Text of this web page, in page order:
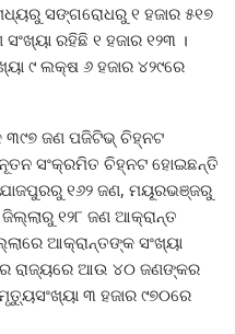
ସଙ୍ଗରୋଧରୁ ୧ ହଜାର ୫୧୭
ରହିଛି ୧ ହଜାର ୧୨୩ ।
୯ ଲକ୍ଷ ୬ ହଜାର ୪୨୯ରେ
୩୯୭ ଜଣ ପଜିଟିଭ୍‍ ଚିହ୍ନଟ
ସଂକ୍ରମିତ ଚିହ୍ନଟ ହୋଇଛନ୍ତି
ଯାଜପୁରରୁ ୧୬୨ ଜଣ, ମୟୂରଭଞ୍ଜରୁ
୧୨୮ ଜଣ ଆକ୍ରାନ୍ତ
ଆକ୍ରାନ୍ତଙ୍କ ସଂଖ୍ୟା
ରାଜ୍ୟରେ ଆଉ ୪୦ ଜଣଙ୍କର
୩ ହଜାର ୯୭୦ରେ